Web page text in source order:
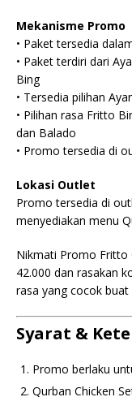
Mekanisme Promo
• Paket tersedia
• Paket terdiri dari
Bing
• Tersedia pilihan
• Pilihan rasa Fritto
dan Balado
• Promo tersedia di
Lokasi Outlet
Promo tersedia di
menyediakan menu
Nikmati Promo Fritto
42.000 dan rasakan
rasa yang cocok
Syarat &
Promo berlaku
Qurban Chicken